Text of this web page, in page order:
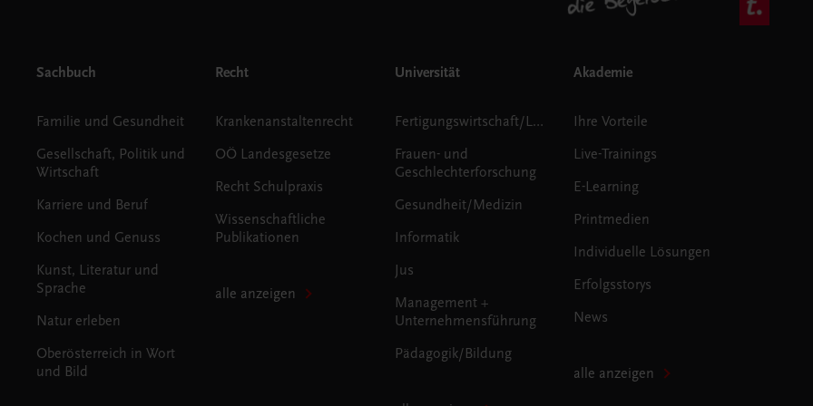
Sachbuch
Familie und Gesundheit
Gesellschaft, Politik und
Wirtschaft
Karriere und Beruf
Kochen und Genuss
Kunst, Literatur und
Sprache
Natur erleben
Oberösterreich in Wort
und Bild
Recht
Krankenanstaltenrecht
OÖ Landesgesetze
Recht Schulpraxis
Wissenschaftliche
Publikationen
alle anzeigen
Universität
Fertigungswirtschaft/Logistik
Frauen- und
Geschlechterforschung
Gesundheit/Medizin
Informatik
Jus
Management +
Unternehmensführung
Pädagogik/Bildung
Akademie
Ihre Vorteile
Live-Trainings
E-Learning
Printmedien
Individuelle Lösungen
Erfolgsstorys
News
alle anzeigen